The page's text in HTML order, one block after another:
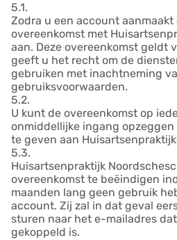
5.1.
Zodra u een account aanmaakt
overeenkomst met
aan. Deze overeenkomst geldt
geeft u het recht om de
gebruiken met inachtneming
gebruiksvoorwaarden.
5.2.
U kunt de overeenkomst op
onmiddellijke ingang
te geven aan
5.3.
Huisartsenpraktijk
overeenkomst te beëindigen
maanden lang geen gebruik
account. Zij zal in dat geval
sturen naar het e-mailadres
gekoppeld is.